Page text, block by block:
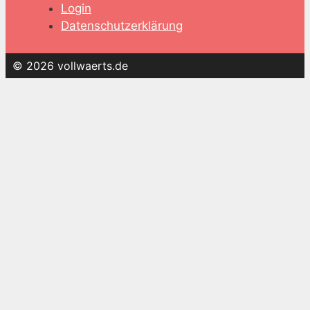
Login
Datenschutzerklärung
© 2026 vollwaerts.de